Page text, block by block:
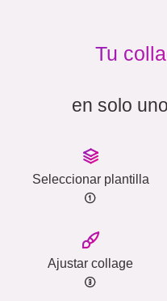
Tu
en solo
Seleccionar plantilla
Ajustar collage